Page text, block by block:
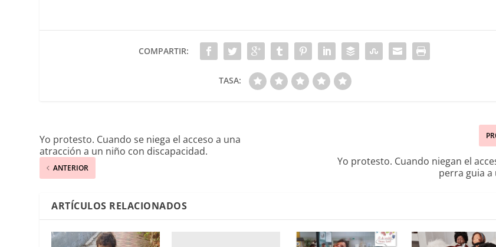
COMPARTIR:
TASA:
Yo protesto. Cuando se niega el acceso a una
atracción a un niño con discapacidad.
ANTERIOR
Yo protesto. Cuando niegan el
perra guia a
ARTÍCULOS RELACIONADOS